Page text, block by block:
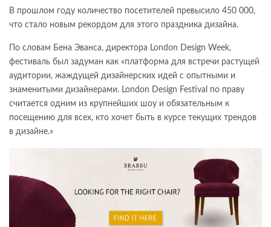
В прошлом году количество посетителей превысило 450 000,
что стало новым рекордом для этого праздника дизайна.
По словам Бена Эванса, директора London Design Week,
фестиваль был задуман как «платформа для встречи растущей
аудитории, жаждущей дизайнерских идей с опытными и
знаменитыми дизайнерами. London Design Festival по праву
считается одним из крупнейших шоу и обязательным к
посещению для всех, кто хочет быть в курсе текущих трендов
в дизайне.»